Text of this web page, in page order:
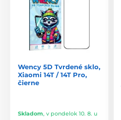
Wency 5D Tvrdené sklo,
Xiaomi 14T / 14T Pro,
čierne
Skladom, v pondelok 10. 8. u